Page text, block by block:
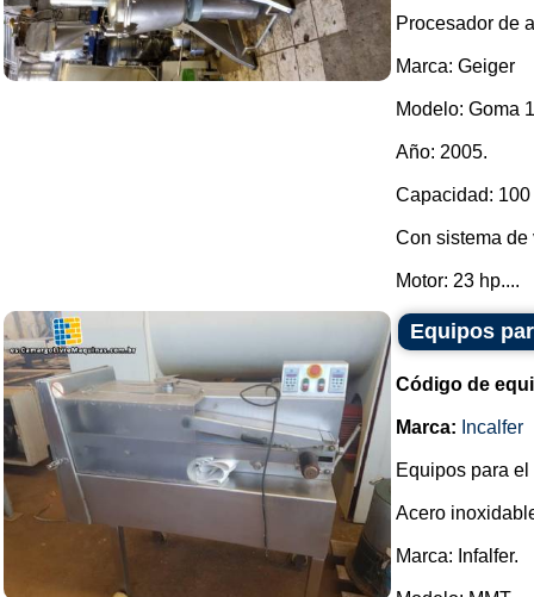
Procesador de
Marca: Geiger
Modelo: Goma
Año: 2005.
Capacidad: 100
Con sistema
Motor: 23 hp....
Equipos
Código de
Marca: Incalfer
Equipos para
Acero
Marca: Infalfer.